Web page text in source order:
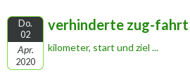
Do.
02
Apr.
2020
verhinderte zug-fahrt
kilometer, start und ziel ...